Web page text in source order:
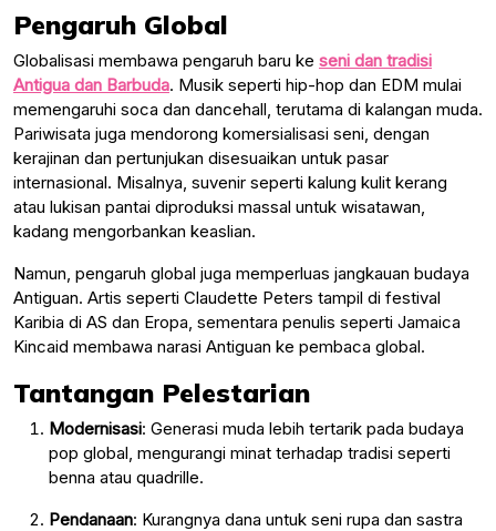
Pengaruh Global
Globalisasi membawa pengaruh baru ke seni dan tradisi
Antigua dan Barbuda. Musik seperti hip-hop dan EDM mulai
memengaruhi soca dan dancehall, terutama di kalangan muda.
Pariwisata juga mendorong komersialisasi seni, dengan
kerajinan dan pertunjukan disesuaikan untuk pasar
internasional. Misalnya, suvenir seperti kalung kulit kerang
atau lukisan pantai diproduksi massal untuk wisatawan,
kadang mengorbankan keaslian.
Namun, pengaruh global juga memperluas jangkauan budaya
Antiguan. Artis seperti Claudette Peters tampil di festival
Karibia di AS dan Eropa, sementara penulis seperti Jamaica
Kincaid membawa narasi Antiguan ke pembaca global.
Tantangan Pelestarian
Modernisasi: Generasi muda lebih tertarik pada budaya
pop global, mengurangi minat terhadap tradisi seperti
benna atau quadrille.
Pendanaan: Kurangnya dana untuk seni rupa dan sastra